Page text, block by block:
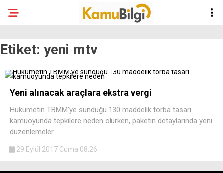
Etiket: yeni mtv
Yeni alınacak araçlara ekstra vergi
Hükümetin TBMM'ye sunduğu 130 maddelik torba tasarı
kamuoyunda tepkilere neden olurken, paketin detaylarında yeni
düzenlemeler
29 Eylül 2017 Cuma 08:26